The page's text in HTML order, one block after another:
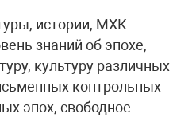
истории, МХК
знаний об эпохе,
культуру различных
контрольных
эпох, свободное